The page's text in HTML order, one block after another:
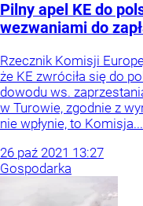
Pilny apel KE do
wezwaniami do
Rzecznik Komisji
że KE zwróciła się do
dowodu ws.
w Turowie, zgodnie z
nie wpłynie, to Komisja...
26 paź 2021 13:27
Gospodarka